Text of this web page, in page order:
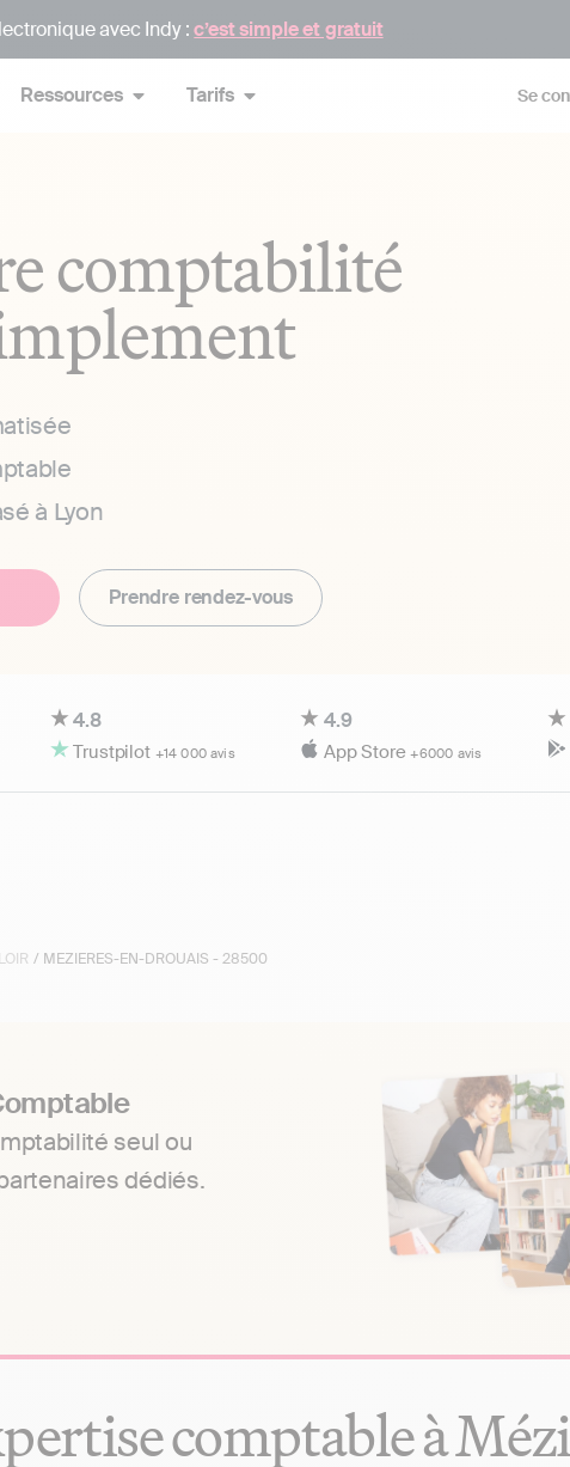
avec Indy :c’est simple et gratuit
Ressources Tarifs Se
comptabilité
à Lyon
Prendre rendez-vous
4.8
Trustpilot +14 000 avis
4.9
App Store+6000 avis
/ MEZIERES-EN-DROUAIS - 28500
seul ou
dédiés.
comptable à